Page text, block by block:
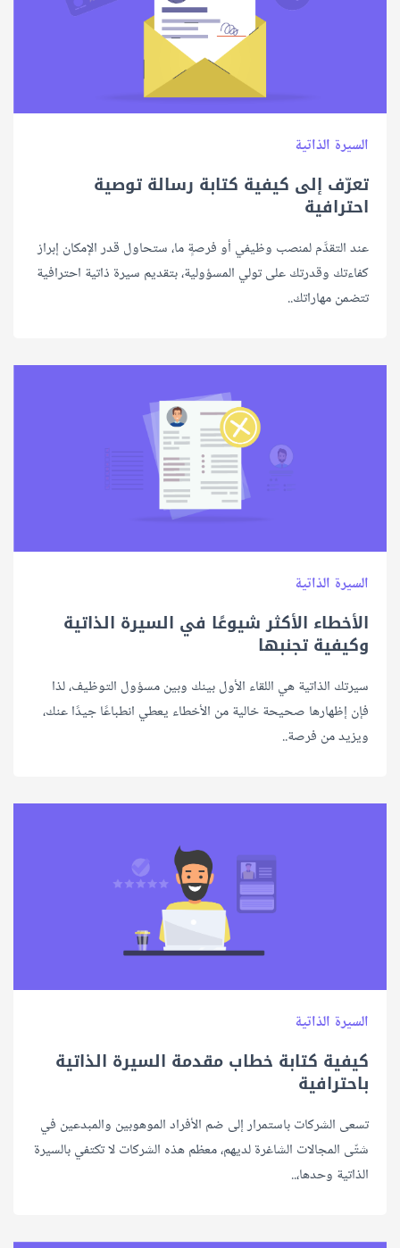
السيرة الذاتية
تعرّف إلى كيفية كتابة رسالة توصية
احترافية
عند التقدَّم لمنصب وظيفي أو فرصةٍ ما، ستحاول قدر الإمكان إبراز
كفاءتك وقدرتك على تولي المسؤولية، بتقديم سيرة ذاتية احترافية
تتضمن مهاراتك..
السيرة الذاتية
الأخطاء الأكثر شيوعًا في السيرة الذاتية
وكيفية تجنبها
سيرتك الذاتية هي اللقاء الأول بينك وبين مسؤول التوظيف، لذا
فإن إظهارها صحيحة خالية من الأخطاء يعطي انطباعًا جيدًا عنك،
ويزيد من فرصة..
السيرة الذاتية
كيفية كتابة خطاب مقدمة السيرة الذاتية
باحترافية
تسعى الشركات باستمرار إلى ضم الأفراد الموهوبين والمبدعين في
شتّى المجالات الشاغرة لديهم، معظم هذه الشركات لا تكتفي بالسيرة
الذاتية وحدها،..